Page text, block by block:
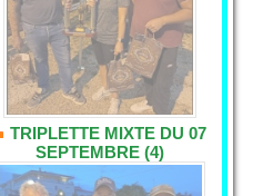
TRIPLETTE MIXTE DU 07
SEPTEMBRE (4)